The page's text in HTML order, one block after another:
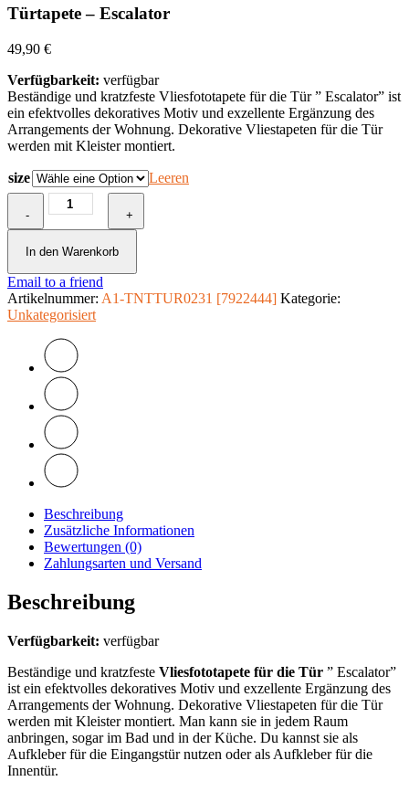
Türtapete – Escalator
49,90 €
Verfügbarkeit: verfügbar
Beständige und kratzfeste Vliesfototapete für die Tür ” Escalator” ist
ein efektvolles dekoratives Motiv und exzellente Ergänzung des
Arrangements der Wohnung. Dekorative Vliestapeten für die Tür
werden mit Kleister montiert.
size Leeren
-
Türtapete
-
Escalator
Menge
+
In den Warenkorb
Email to a friend
Artikelnummer: A1-TNTTUR0231 [7922444] Kategorie:
Unkategorisiert
Beschreibung
Zusätzliche Informationen
Bewertungen (0)
Zahlungsarten und Versand
Beschreibung
Verfügbarkeit: verfügbar
Beständige und kratzfeste Vliesfototapete für die Tür ” Escalator”
ist ein efektvolles dekoratives Motiv und exzellente Ergänzung des
Arrangements der Wohnung. Dekorative Vliestapeten für die Tür
werden mit Kleister montiert. Man kann sie in jedem Raum
anbringen, sogar im Bad und in der Küche. Du kannst sie als
Aufkleber für die Eingangstür nutzen oder als Aufkleber für die
Innentür.